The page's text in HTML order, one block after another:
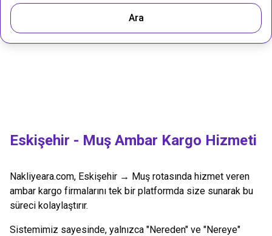
Ara
Eskişehir - Muş Ambar Kargo Hizmeti
Nakliyeara.com, Eskişehir → Muş rotasında hizmet veren
ambar kargo firmalarını tek bir platformda size sunarak bu
süreci kolaylaştırır.
Sistemimiz sayesinde, yalnızca "Nereden" ve "Nereye"